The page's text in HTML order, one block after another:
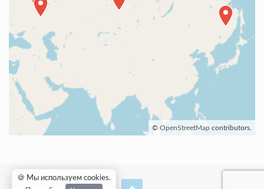
© OpenStreetMap contributors.
🍪 Мы используем cookies.